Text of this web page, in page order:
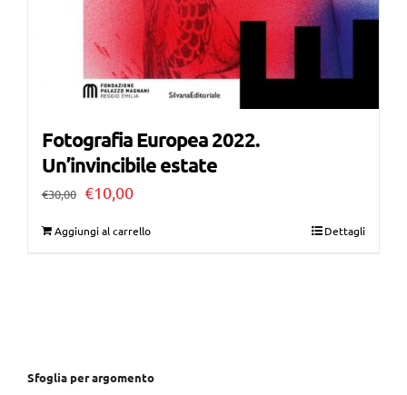
Fotografia Europea 2022.
Un’invincibile estate
€30,00 Il
€10,00Il
Aggiungi al carrello Dettagli
Sfoglia per argomento